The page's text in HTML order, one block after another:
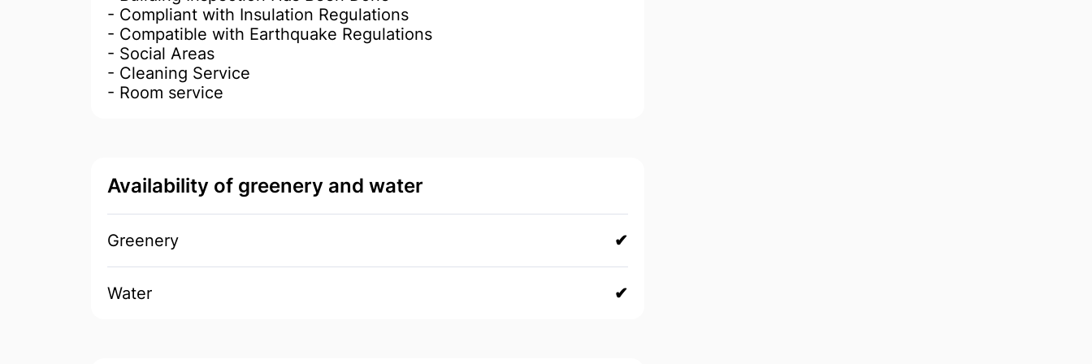
- Compliant with Insulation Regulations
- Compatible with Earthquake Regulations
- Social Areas
- Cleaning Service
- Room service
Availability of greenery and water
Greenery ✔
Water ✔